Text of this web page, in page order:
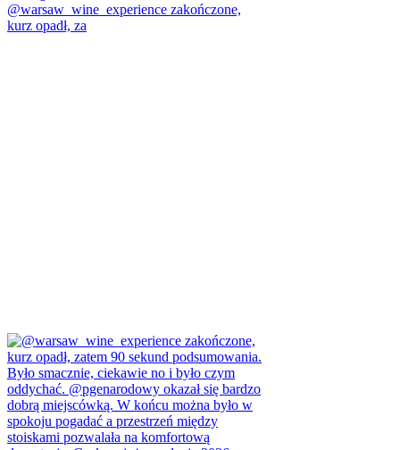
@warsaw_wine_experience zakończone,
kurz opadł, za